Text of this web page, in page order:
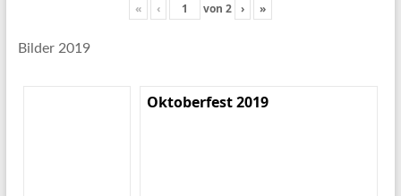
« ‹ von 2 › »
Bilder 2019
Oktoberfest 2019